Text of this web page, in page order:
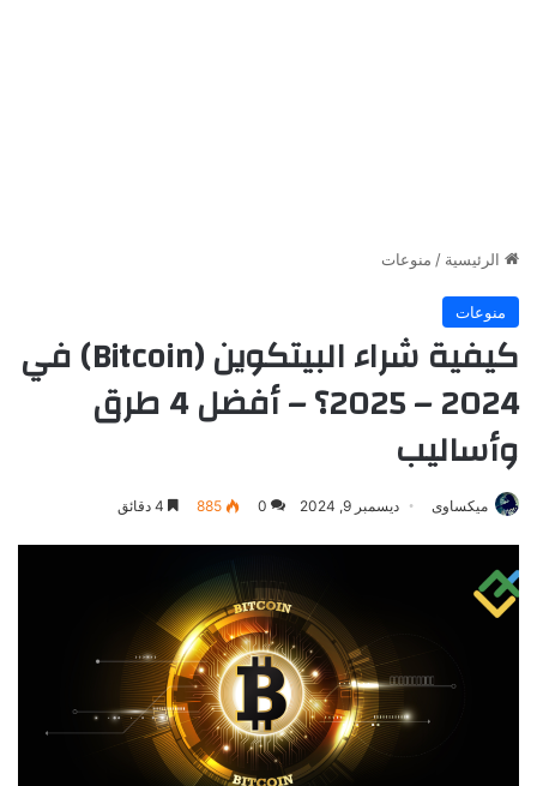
الرئيسية / منوعات
منوعات
كيفية شراء البيتكوين (Bitcoin) في
2024 – 2025؟ – أفضل 4 طرق
وأساليب
ميكساوى ديسمبر 9, 2024 0
885